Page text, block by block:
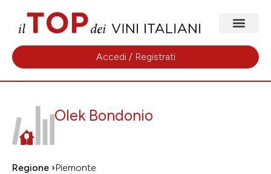
Accedi / Registrati
Olek Bondonio
Regione ›Piemonte